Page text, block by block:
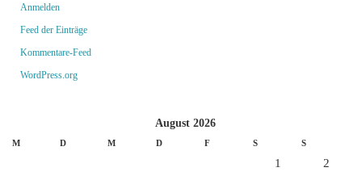
Anmelden
Feed der Einträge
Kommentare-Feed
WordPress.org
August 2026
M D M D F S S
1 2